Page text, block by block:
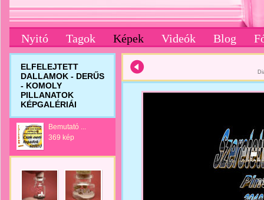
Nyitó Tagok Képek Videók Blog
ELFELEJTETT
DALLAMOK - DERŰS
- KOMOLY
PILLANATOK
KÉPGALÉRIÁI
Bemutató ...
369 kép